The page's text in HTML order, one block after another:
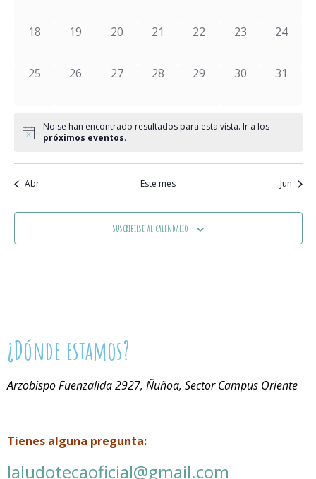
0 eventos,
18 0 eventos,
19 0 eventos,
20 0 eventos,
21 0 eventos,
22 0 eventos,
23 0
24
0 eventos,
25 0 eventos,
26 0 eventos,
27 0 eventos,
28 0 eventos,
29 0 eventos,
30 0
31
No se han encontrado resultados para esta vista. Ir a los
próximos eventos.
Abr Este mes Jun
Suscribirse al calendario
¿Dónde estamos?
Arzobispo Fuenzalida 2927, Ñuñoa, Sector Campus Oriente
Tienes alguna pregunta:
laludotecaoficial@gmail.com